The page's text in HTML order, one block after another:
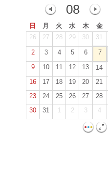
08
日 月 火 水 木 金
26
27 28 29 30 31
2 3 4 5 6 7
9
10 11 12 13 14
16
17 18 19 20 21
23
24 25 26 27 28
30
31 1 2 3 4